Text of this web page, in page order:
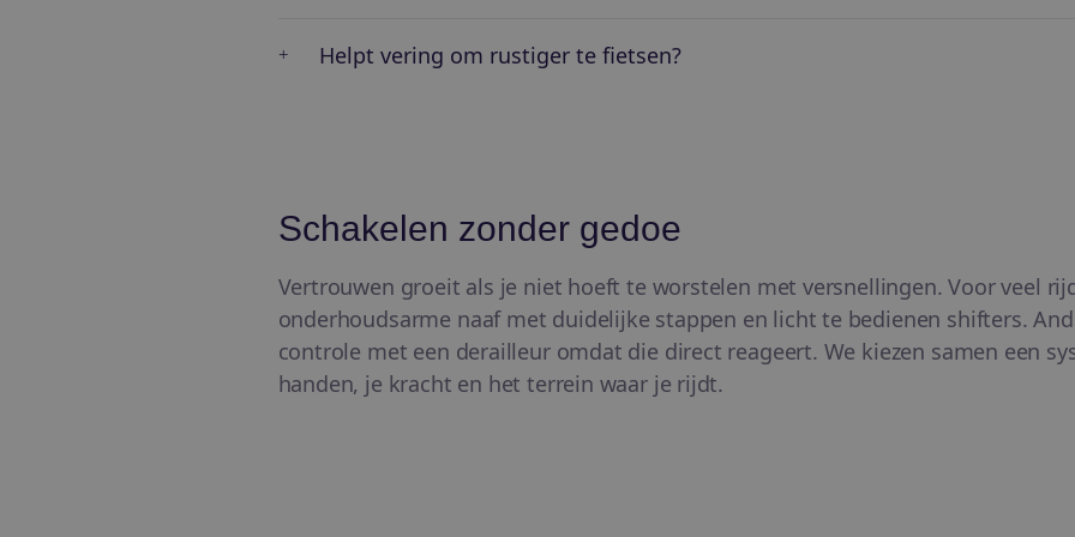
Helpt vering om rustiger te fietsen?
Schakelen zonder gedoe
Vertrouwen groeit als je niet hoeft te worstelen met versnellingen. Voor veel
onderhoudsarme naaf met duidelijke stappen en licht te bedienen shifters.
controle met een derailleur omdat die direct reageert. We kiezen samen een
handen, je kracht en het terrein waar je rijdt.